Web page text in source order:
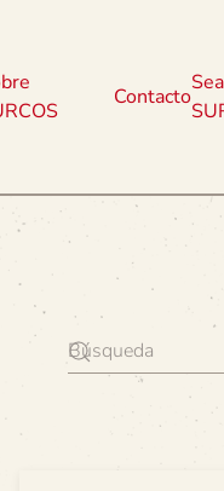
Contacto